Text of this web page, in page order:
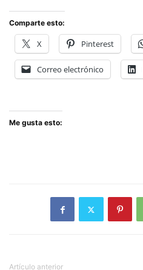
Comparte esto:
X Pinterest
Correo electrónico
Me gusta esto:
Artículo anterior